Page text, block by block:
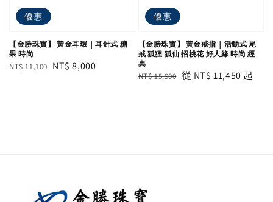
優惠
【金勝珠寶】 黃金耳環｜耳針式 糖
果 時尚
Regular
NT$ 11,100 Sale
NT$ 8,000
優惠
【金勝珠寶】 黃金戒指｜活動式 尾
戒 狐狸 狐仙 招桃花 好人緣 時尚 經
典
Regular
NT$ 15,900 Sale
從 NT$ 11,450 起